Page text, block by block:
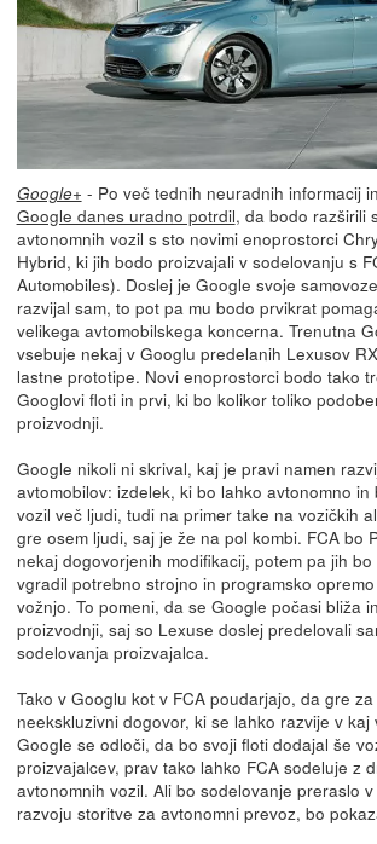
Google+ - Po več tednih neuradnih informacij
Google danes uradno potrdil, da bodo razširili
avtonomnih vozil s sto novimi enoprostorci
Hybrid, ki jih bodo proizvajali v sodelovanju s
Automobiles). Doslej je Google svoje
razvijal sam, to pot pa mu bodo prvikrat
velikega avtomobilskega koncerna. Trenutna
vsebuje nekaj v Googlu predelanih Lexusov
lastne prototipe. Novi enoprostorci bodo tako
Googlovi floti in prvi, ki bo kolikor toliko
proizvodnji.
Google nikoli ni skrival, kaj je pravi namen
avtomobilov: izdelek, ki bo lahko avtonomno in
vozil več ljudi, tudi na primer take na vozičkih
gre osem ljudi, saj je že na pol kombi. FCA bo
nekaj dogovorjenih modifikacij, potem pa jih
vgradil potrebno strojno in programsko
vožnjo. To pomeni, da se Google počasi bliža
proizvodnji, saj so Lexuse doslej predelovali
sodelovanja proizvajalca.
Tako v Googlu kot v FCA poudarjajo, da gre
neekskluzivni dogovor, ki se lahko razvije v
Google se odloči, da bo svoji floti dodajal še
proizvajalcev, prav tako lahko FCA sodeluje z
avtonomnih vozil. Ali bo sodelovanje preraslo
razvoju storitve za avtonomni prevoz, bo